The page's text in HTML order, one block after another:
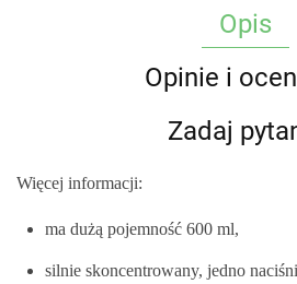
Opis
Opinie i
Zadaj
Więcej informacji:
ma dużą pojemność 600 ml,
silnie skoncentrowany, jedno